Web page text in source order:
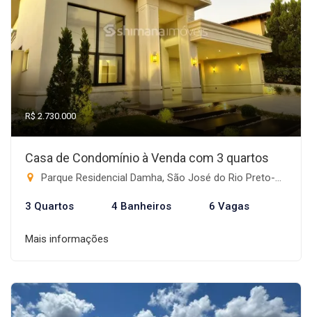
R$ 2.730.000
Casa de Condomínio à Venda com 3 quartos
Parque Residencial Damha, São José do Rio Preto-SP
3 Quartos 4 Banheiros 6 Vagas
Mais informações